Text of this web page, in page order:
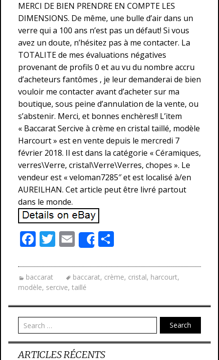
MERCI DE BIEN PRENDRE EN COMPTE LES
DIMENSIONS. De même, une bulle d’air dans un
verre qui a 100 ans n’est pas un défaut! Si vous
avez un doute, n’hésitez pas à me contacter. La
TOTALITE de mes évaluations négatives
provenant de profils 0 et au vu du nombre accru
d’acheteurs fantômes , je leur demanderai de bien
vouloir me contacter avant d’acheter sur ma
boutique, sous peine d’annulation de la vente, ou
s’abstenir. Merci, et bonnes enchères!! L’item
« Baccarat Sercive à crème en cristal taillé, modèle
Harcourt » est en vente depuis le mercredi 7
février 2018. Il est dans la catégorie « Céramiques,
verres\Verre, cristal\Verre\Verres, chopes ». Le
vendeur est « veloman7285″ et est localisé à/en
AUREILHAN. Cet article peut être livré partout
dans le monde.
F
e
b
o
o
k
T
itt
er
E
m
ai
l
Share
ta
g
er
baccarat baccarat, crème, cristal, harcourt,
modèle, sercive, taillé
Search
ARTICLES RÉCENTS